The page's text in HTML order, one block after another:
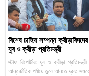
বিশেষ চাহিদা সম্পন্ন
যুব ও ক্রীড়া প্রতিমন্ত্রী
স্টাফ রিপোর্টার: যুব ও ক্রীড়া
আন্তর্জাতিক পর্যায়ে তুলে আনতে দ্রুত